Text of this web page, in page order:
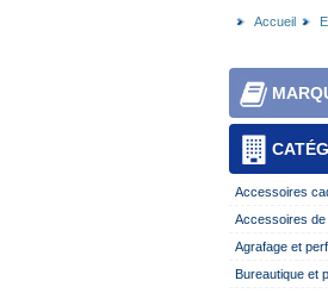
Accueil
Accessoires
Accessoires de
Agrafage et
Bureautique et